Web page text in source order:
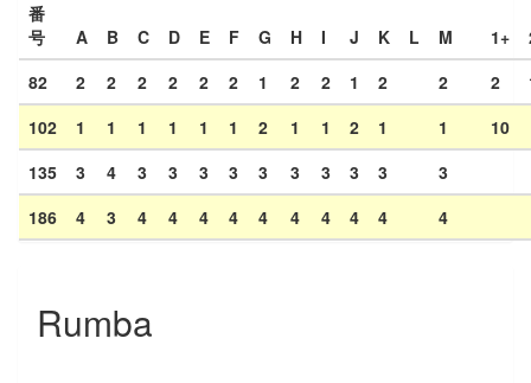
番
号
A B C D E F G H I J K L M 1+
82
2 2 2 2 2 2 1 2 2 1 2 2 2
102
1 1 1 1 1 1 2 1 1 2 1 1
10
135
3 4 3 3 3 3 3 3 3 3 3
3
186
4 3 4 4 4 4 4 4 4 4 4 4
Rumba